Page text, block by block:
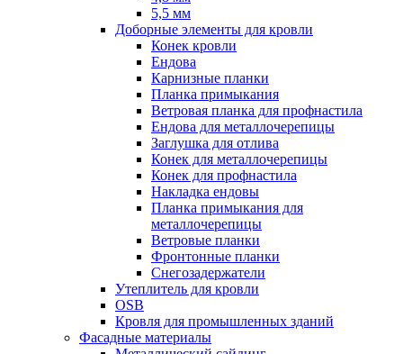
5,5 мм
Доборные элементы для кровли
Конек кровли
Ендова
Карнизные планки
Планка примыкания
Ветровая планка для профнастила
Ендова для металлочерепицы
Заглушка для отлива
Конек для металлочерепицы
Конек для профнастила
Накладка ендовы
Планка примыкания для
металлочерепицы
Ветровые планки
Фронтонные планки
Снегозадержатели
Утеплитель для кровли
OSB
Кровля для промышленных зданий
Фасадные материалы